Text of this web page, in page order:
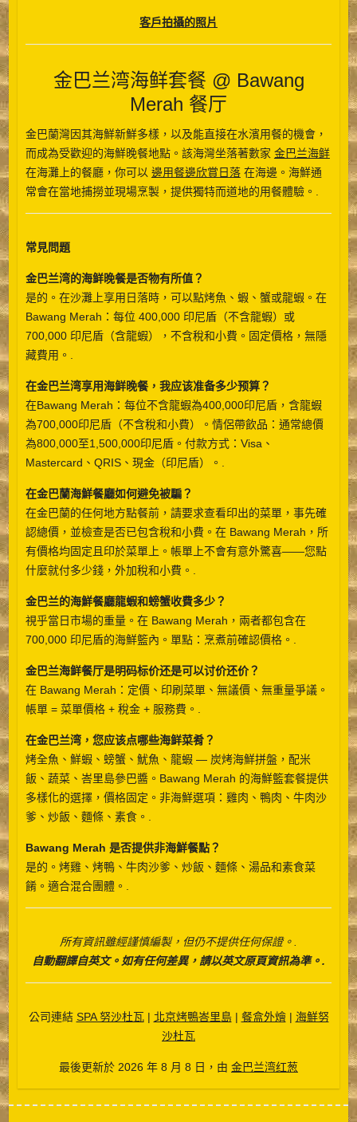
客戶拍攝的照片
金巴兰湾海鲜套餐 @ Bawang
Merah 餐厅
金巴蘭灣因其海鮮新鮮多樣，以及能直接在水濱用餐的機會，
而成為受歡迎的海鮮晚餐地點。該海灣坐落著數家 金巴兰海鲜
在海灘上的餐廳，你可以 邊用餐邊欣賞日落在海邊。海鮮通
常會在當地捕撈並現場烹製，提供獨特而道地的用餐體驗。.
常見問題
金巴兰湾的海鲜晚餐是否物有所值？
是的。在沙灘上享用日落時，可以點烤魚、蝦、蟹或龍蝦。在
Bawang Merah：每位 400,000 印尼盾（不含龍蝦）或
700,000 印尼盾（含龍蝦），不含稅和小費。固定價格，無隱
藏費用。.
在金巴兰湾享用海鲜晚餐，我应该准备多少预算？
在Bawang Merah：每位不含龍蝦為400,000印尼盾，含龍蝦
為700,000印尼盾（不含稅和小費）。情侶帶飲品：通常總價
為800,000至1,500,000印尼盾。付款方式：Visa、
Mastercard、QRIS、現金（印尼盾）。.
在金巴蘭海鮮餐廳如何避免被騙？
在金巴蘭的任何地方點餐前，請要求查看印出的菜單，事先確
認總價，並檢查是否已包含稅和小費。在 Bawang Merah，所
有價格均固定且印於菜單上。帳單上不會有意外驚喜——您點
什麼就付多少錢，外加稅和小費。.
金巴兰的海鮮餐廳龍蝦和螃蟹收費多少？
視乎當日市場的重量。在 Bawang Merah，兩者都包含在
700,000 印尼盾的海鮮籃內。單點：烹煮前確認價格。.
金巴兰海鲜餐厅是明码标价还是可以讨价还价？
在 Bawang Merah：定價、印刷菜單、無議價、無重量爭議。
帳單 = 菜單價格 + 稅金 + 服務費。.
在金巴兰湾，您应该点哪些海鲜菜肴？
烤全魚、鮮蝦、螃蟹、魷魚、龍蝦 — 炭烤海鮮拼盤，配米
飯、蔬菜、峇里島參巴醬。Bawang Merah 的海鮮籃套餐提供
多樣化的選擇，價格固定。非海鮮選項：雞肉、鴨肉、牛肉沙
爹、炒飯、麵條、素食。.
Bawang Merah 是否提供非海鮮餐點？
是的。烤雞、烤鴨、牛肉沙爹、炒飯、麵條、湯品和素食菜
餚。適合混合團體。.
所有資訊雖經謹慎編製，但仍不提供任何保證。.
自動翻譯自英文。如有任何差異，請以英文原頁資訊為準。.
公司連結 SPA 努沙杜瓦| 北京烤鴨峇里島| 餐盒外燴| 海鮮努
沙杜瓦
最後更新於 2026 年 8 月 8 日，由 金巴兰湾红葱
Deutsch
हिन्दी
Italiano
日本語
한국어